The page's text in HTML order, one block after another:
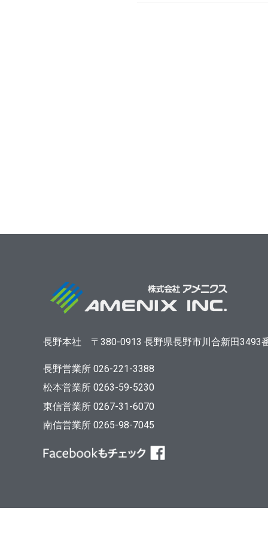
長野本社 〒380-0913 長野県長野市川合新田3493
長野営業所 026-221-3388
松本営業所 0263-59-5230
東信営業所 0267-31-6070
南信営業所 0265-98-7045